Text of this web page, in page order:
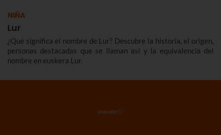
NIÑA
Lur
¿Qué significa el nombre de Lur? Descubre la historia, el origen,
personas destacadas que se llaman así y la equivalencia del
nombre en euskera Lur.